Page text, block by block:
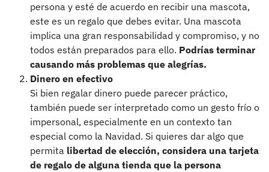
persona y esté de acuerdo en recibir una mascota,
este es un regalo que debes evitar. Una mascota
implica una gran responsabilidad y compromiso, y no
todos están preparados para ello. Podrías terminar
causando más problemas que alegrías.
Dinero en efectivo
Si bien regalar dinero puede parecer práctico,
también puede ser interpretado como un gesto frío o
impersonal, especialmente en un contexto tan
especial como la Navidad. Si quieres dar algo que
permita libertad de elección, considera una tarjeta
de regalo de alguna tienda que la persona